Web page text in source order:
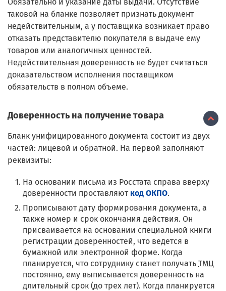
таковой на бланке позволяет признать документ
недействительным, а у поставщика возникает право
отказать представителю покупателя в выдаче ему
товаров или аналогичных ценностей.
Недействительная доверенность не будет считаться
доказательством исполнения поставщиком
обязательств в полном объеме.
Доверенность на получение товара
Бланк унифицированного документа состоит из двух
частей: лицевой и обратной. На первой заполняют
реквизиты:
На основании письма из Росстата справа вверху
доверенности проставляют код ОКПО.
Прописывают дату формирования документа, а
также номер и срок окончания действия. Он
присваивается на основании специальной книги
регистрации доверенностей, что ведется в
бумажной или электронной форме. Когда
планируется, что сотруднику станет получать ТМЦ
постоянно, ему выписывается доверенность на
длительный срок (до трех лет). Когда планируется